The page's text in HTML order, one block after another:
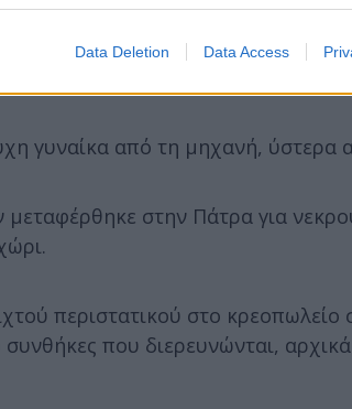
Data Deletion Data Access
γυναίκα από τη μηχανή, ύστερα
στην Πάτρα για
περιστατικού στο
που διερευνώνται,